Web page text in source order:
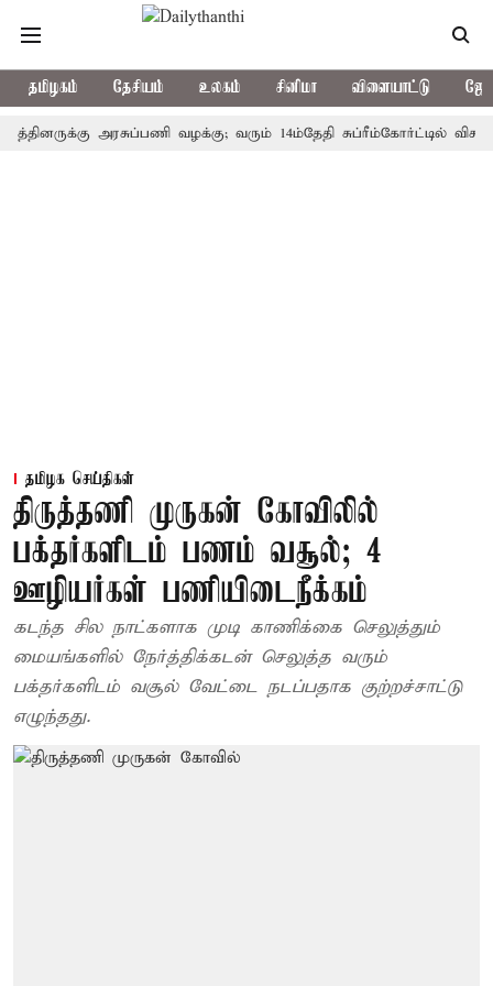
தமிழகம் தேசியம் உலகம் சினிமா விளையாட்டு
அரசுப்பணி வழக்கு; வரும் 14ம்தேதி சுப்ரீம்கோர்ட்டில் விசாரணை
தமிழக செய்திகள்
திருத்தணி முருகன் கோவிலில்
பக்தர்களிடம் பணம் வசூல்; 4
ஊழியர்கள் பணியிடைநீக்கம்
கடந்த சில நாட்களாக முடி காணிக்கை செலுத்தும்
மையங்களில் நேர்த்திக்கடன் செலுத்த வரும்
பக்தர்களிடம் வசூல் வேட்டை நடப்பதாக குற்றச்சாட்டு
எழுந்தது.